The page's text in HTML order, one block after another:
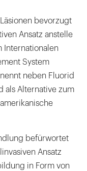
bevorzugt
Ansatz anstelle
Internationalen
System
neben Fluorid
als Alternative zum
befürwortet
Ansatz
in Form von